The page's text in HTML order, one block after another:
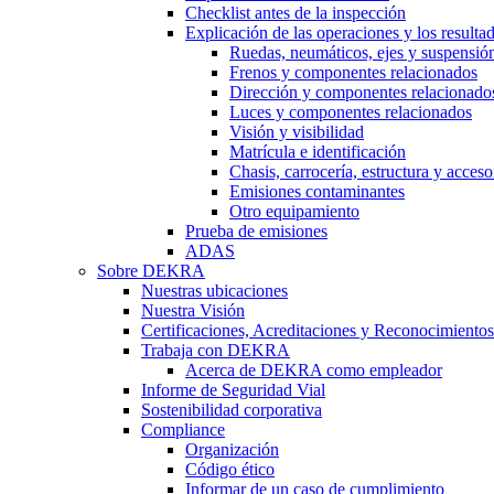
Checklist antes de la inspección
Explicación de las operaciones y los
Ruedas, neumáticos, ejes y
Frenos y componentes relacionados
Dirección y componentes
Luces y componentes relacionados
Visión y visibilidad
Matrícula e identificación
Chasis, carrocería, estructura y
Emisiones contaminantes
Otro equipamiento
Prueba de emisiones
ADAS
Sobre DEKRA
Nuestras ubicaciones
Nuestra Visión
Certificaciones, Acreditaciones y Reconocimientos
Trabaja con DEKRA
Acerca de DEKRA como empleador
Informe de Seguridad Vial
Sostenibilidad corporativa
Compliance
Organización
Código ético
Informar de un caso de cumplimiento